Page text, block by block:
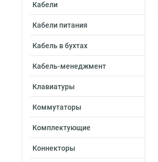
Кабели
Кабели питания
Кабель в бухтах
Кабель-менеджмент
Клавиатуры
Коммутаторы
Комплектующие
Коннекторы